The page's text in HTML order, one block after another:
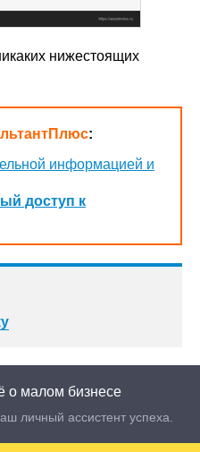
нижестоящих
:
информацией и
доступ к
о малом бизнесе
личный ассистент успеха.